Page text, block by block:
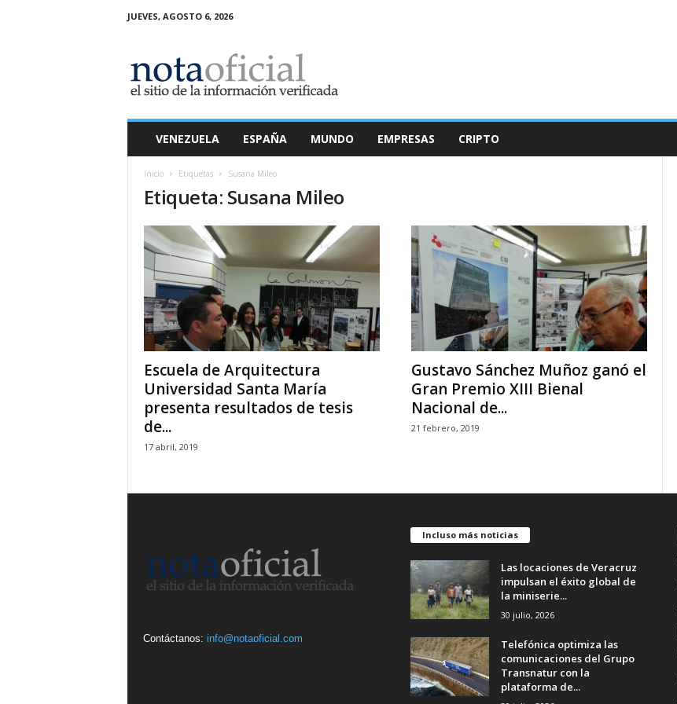
JUEVES, AGOSTO 6, 2026
a
O
VENEZUELA ESPAÑA MUNDO EMPRESAS CRIPTO
Inicio Etiquetas Susana Mileo
Etiqueta: Susana Mileo
Escuela de Arquitectura
Universidad Santa María
presenta resultados de tesis
de...
17 abril, 2019
Gustavo Sánchez Muñoz ganó el
Gran Premio XIII Bienal
Nacional de...
21 febrero, 2019
Contáctanos: info@notaoficial.com
Incluso más noticias
Las locaciones de Veracruz
impulsan el éxito global de
la miniserie...
30 julio, 2026
Telefónica optimiza las
comunicaciones del Grupo
Transnatur con la
plataforma de...